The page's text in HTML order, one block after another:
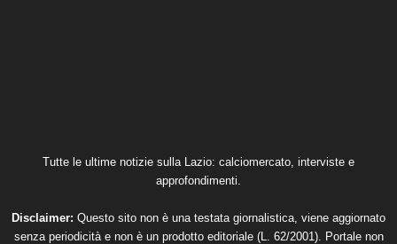
Tutte le ultime notizie sulla Lazio: calciomercato, interviste e
approfondimenti.
Disclaimer: Questo sito non è una testata giornalistica, viene aggiornato
senza periodicità e non è un prodotto editoriale (L. 62/2001). Portale non